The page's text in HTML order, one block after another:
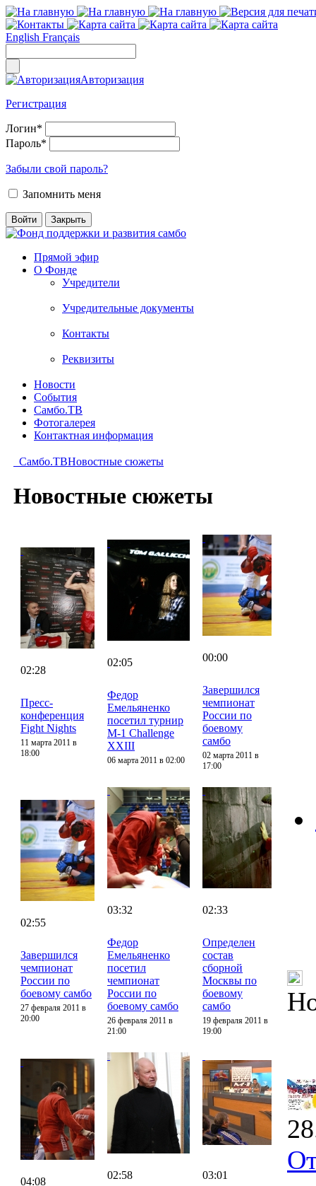
English Français
Авторизация
Регистрация
Логин*
Пароль*
Забыли свой пароль?
Запомнить меня
Прямой эфир
О Фонде
Учредители
Учредительные документы
Контакты
Реквизиты
Новости
События
Самбо.ТВ
Фотогалерея
Контактная информация
Самбо.ТВНовостные сюжеты
Новостные сюжеты
02:28
Пресс-
конференция
Fight Nights
11 марта 2011 в
18:00
02:05
Федор
Емельяненко
посетил турнир
M-1 Challenge
XXIII
06 марта 2011 в 02:00
00:00
Завершился
чемпионат
России по
боевому
самбо
02 марта 2011 в
17:00
02:55
Завершился
чемпионат
России по
боевому самбо
27 февраля 2011 в
20:00
03:32
Федор
Емельяненко
посетил
чемпионат
России по
боевому самбо
26 февраля 2011 в
21:00
02:33
Определен
состав
сборной
Москвы по
боевому
самбо
19 февраля 2011 в
19:00
04:08
02:58 03:01